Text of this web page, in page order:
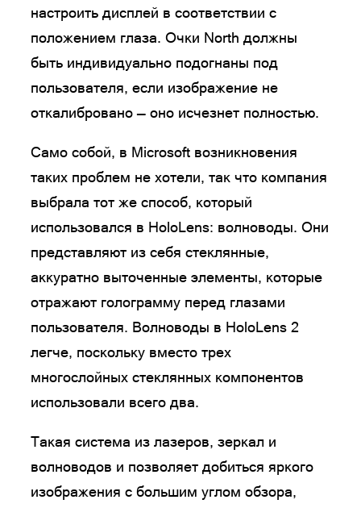
настроить дисплей в соответствии с
положением глаза. Очки North должны
быть индивидуально подогнаны под
пользователя, если изображение не
откалибровано — оно исчезнет полностью.
Само собой, в Microsoft возникновения
таких проблем не хотели, так что компания
выбрала тот же способ, который
использовался в HoloLens: волноводы. Они
представляют из себя стеклянные,
аккуратно выточенные элементы, которые
отражают голограмму перед глазами
пользователя. Волноводы в HoloLens 2
легче, поскольку вместо трех
многослойных стеклянных компонентов
использовали всего два.
Такая система из лазеров, зеркал и
волноводов и позволяет добиться яркого
изображения с большим углом обзора,